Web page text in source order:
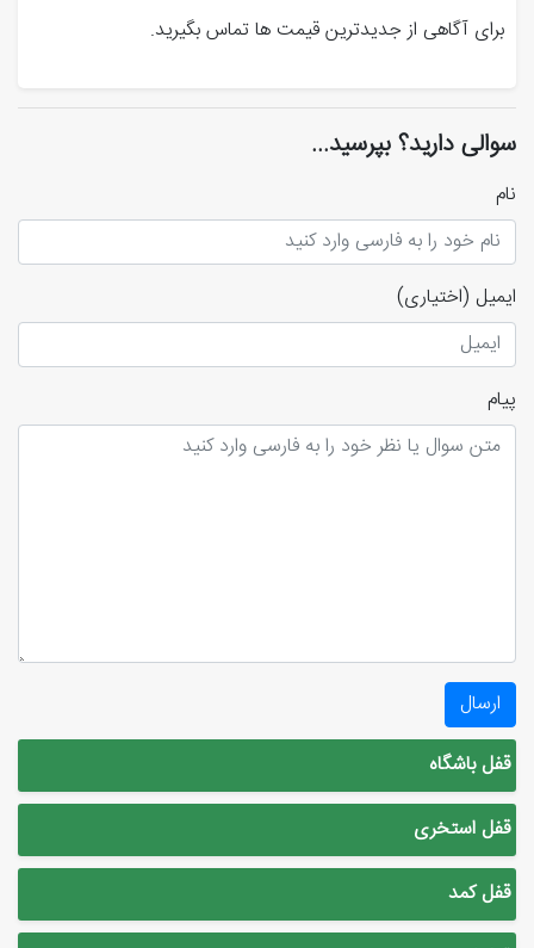
برای آگاهی از جدیدترین قیمت ها تماس بگیرید.
سوالی دارید؟ بپرسید...
نام
ایمیل (اختیاری)
پیام
ارسال
قفل باشگاه
قفل استخری
قفل کمد